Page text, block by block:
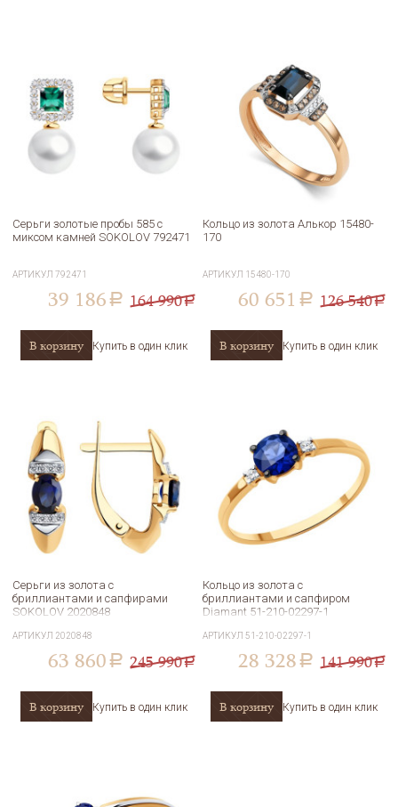
Серьги золотые пробы 585 с
миксом камней SOKOLOV 792471
АРТИКУЛ792471
39 186 a 164 990a
В корзину Купить в один клик
Кольцо из золота Алькор 15480-
170
АРТИКУЛ 15480-170
60 651 a 126 540a
В корзину Купить в один клик
Серьги из золота с
бриллиантами и сапфирами
SOKOLOV 2020848
АРТИКУЛ 2020848
63 860 a 245 990a
В корзину Купить в один клик
Кольцо из золота с
бриллиантами и сапфиром
Diamant 51-210-02297-1
АРТИКУЛ51-210-02297-1
28 328 a 141 990a
В корзину Купить в один клик